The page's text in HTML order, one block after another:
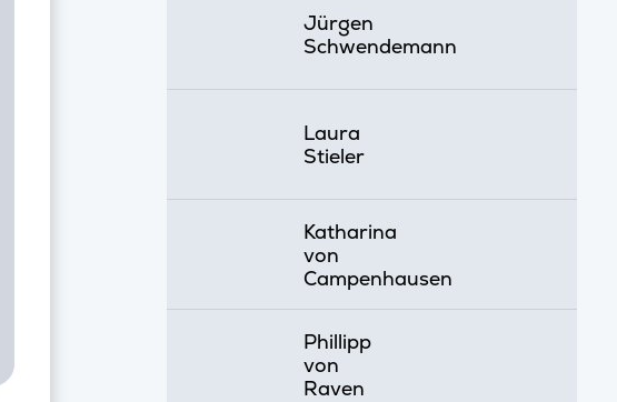
Jürgen
Schwendemann
Laura
Stieler
Katharina
von
Campenhausen
Phillipp
von
Raven